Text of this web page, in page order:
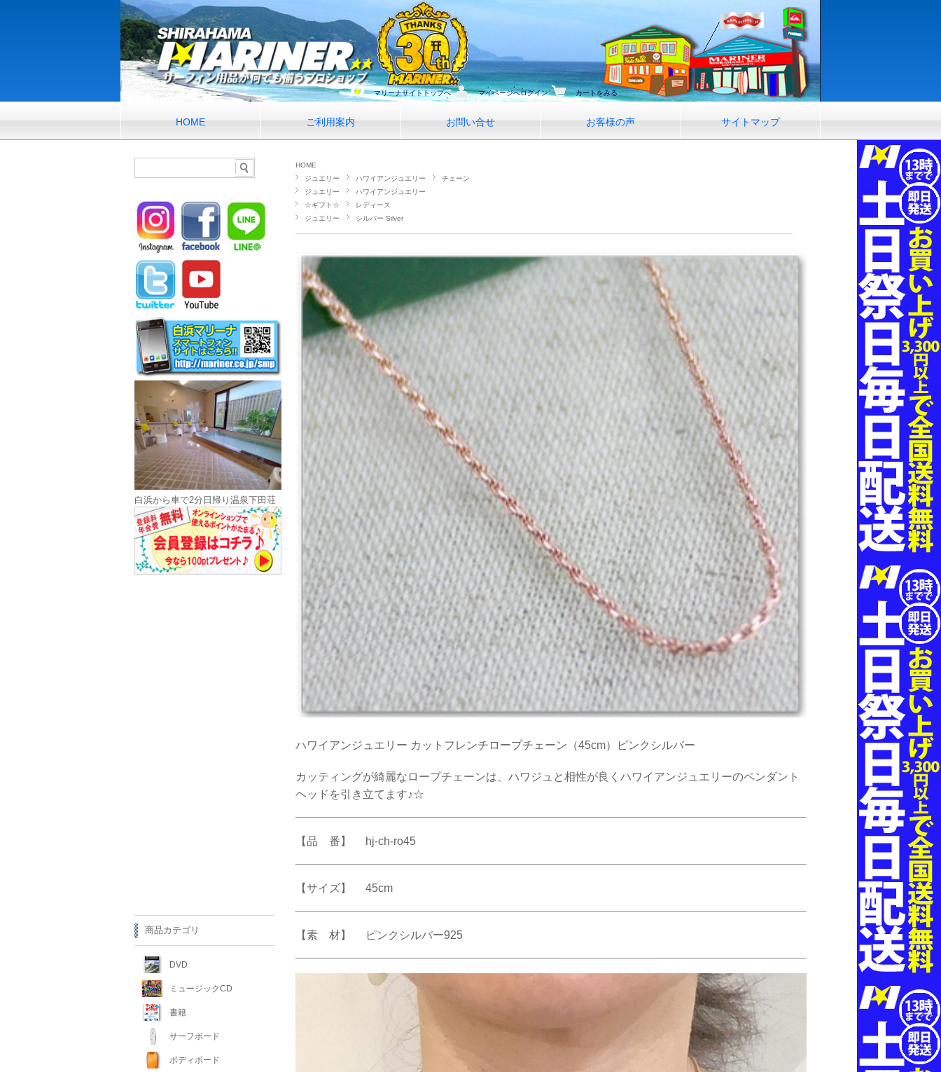
マリーナサイトトップへ マイページへログイン カートをみる
HOME ご利用案内 お問い合せ お客様の声 サイトマップ
HOME
ジュエリー
ハワイアンジュエリー
チェーン
ジュエリー
ハワイアンジュエリー
☆ギフト☆
レディース
ジュエリー
シルバー Silver
ハワイアンジュエリー カットフレンチロープチェーン（45cm）ピンクシルバー
カッティングが綺麗なロープチェーンは、ハワジュと相性が良くハワイアンジュエリーのペンダント
ヘッドを引き立てます♪☆
【品 番】 hj-ch-ro45
【サイズ】 45cm
【素 材】 ピンクシルバー925
白浜から車で2分日帰り温泉下田荘
商品カテゴリ
DVD
ミュージックCD
書籍
サーフボード
ボディボード